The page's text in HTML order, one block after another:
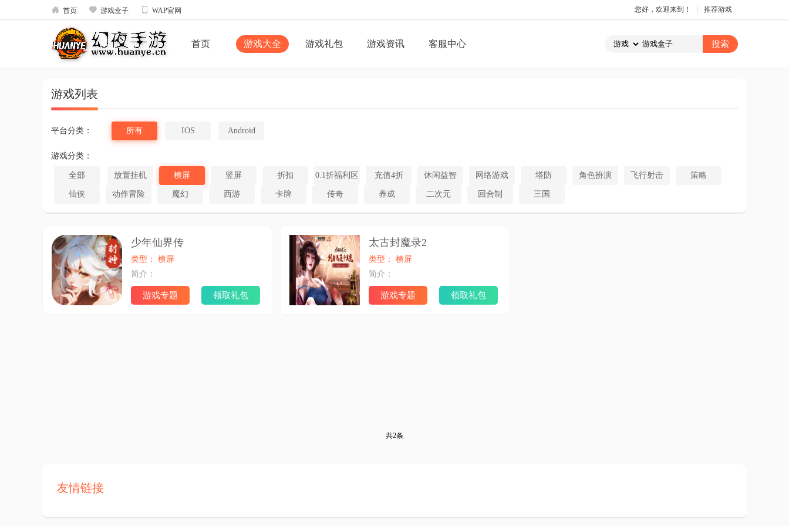
 首页  游戏盒子  WAP官网 您好，欢迎来到！ 推荐游戏
首页 游戏大全 游戏礼包 游戏资讯 客服中心
游戏列表
平台分类： 所有 IOS Android
游戏分类：
全部 放置挂机 横屏 竖屏 折扣 0.1折福利区 充值4折 休闲益智 网络游戏 塔防 角色扮演 飞行射击 策略
仙侠 动作冒险 魔幻 西游 卡牌 传奇 养成 二次元 回合制 三国
少年仙界传
类型： 横屏
简介：
游戏专题 领取礼包
太古封魔录2
类型： 横屏
简介：
游戏专题 领取礼包
共2条
友情链接